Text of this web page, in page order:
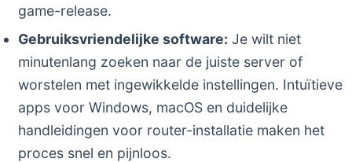
game-release.
Gebruiksvriendelijke software: Je wilt niet
minutenlang zoeken naar de juiste server of
worstelen met ingewikkelde instellingen. Intuïtieve
apps voor Windows, macOS en duidelijke
handleidingen voor router-installatie maken het
proces snel en pijnloos.